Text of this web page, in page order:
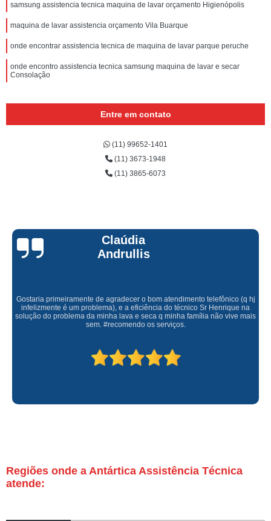
samsung assistencia tecnica maquina de lavar orçamento Higienópolis
maquina de lavar assistencia orçamento Vila Buarque
onde encontrar assistencia tecnica de maquina de lavar parque peruche
onde encontro assistencia tecnica samsung maquina de lavar e secar
Consolação
Entre em contato
(11) 99652-1401
(11) 3673-1948
(11) 3865-6073
Claúdia
Andrullis
Gostaria primeiramente de agradecer o bom atendimento telefônico (q hj
infelizmente é um problema), e a eficiência do técnico Sr Henrique na
solução do problema da minha lava e seca q minha família não vive mais
sem. #recomendo os serviços.
Regiões onde a Antártica Assistência Técnica
atende: